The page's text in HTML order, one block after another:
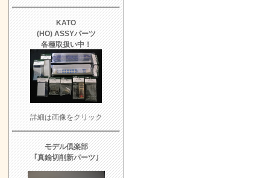
KATO
(HO) ASSYパーツ
各種取扱い中！
詳細は画像をクリック
モデル倶楽部
｢真鍮切削新パーツ｣